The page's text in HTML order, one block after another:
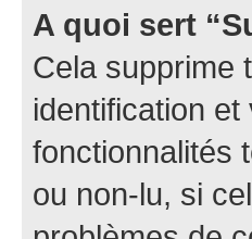
A quoi sert
Cela supprime
identification
fonctionnalités
ou non-lu, si